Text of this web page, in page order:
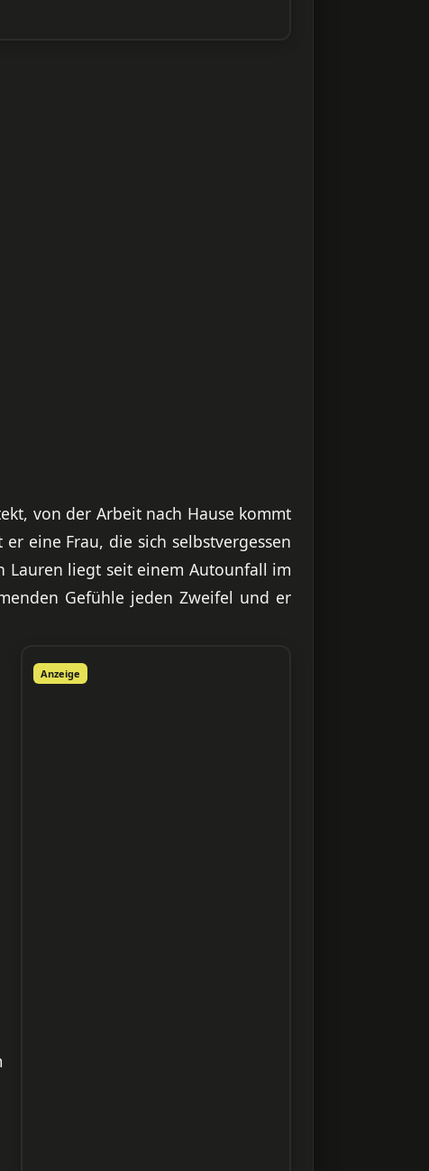
von der Arbeit nach Hause kommt
eine Frau, die sich selbstvergessen
Lauren liegt seit einem Autounfall im
Gefühle jeden Zweifel und er
Anzeige